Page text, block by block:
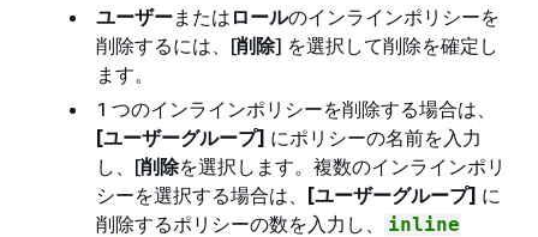
ユーザーまたは ロールのインラインポリシーを
削除するには、[削除] を選択して削除を確定し
ます。
1 つのインラインポリシーを削除する場合は、
[ユーザーグループ] にポリシーの名前を入力
し、[削除を選択します。複数のインラインポリ
シーを選択する場合は、 [ユーザーグループ] に
削除するポリシーの数を入力し、
inline